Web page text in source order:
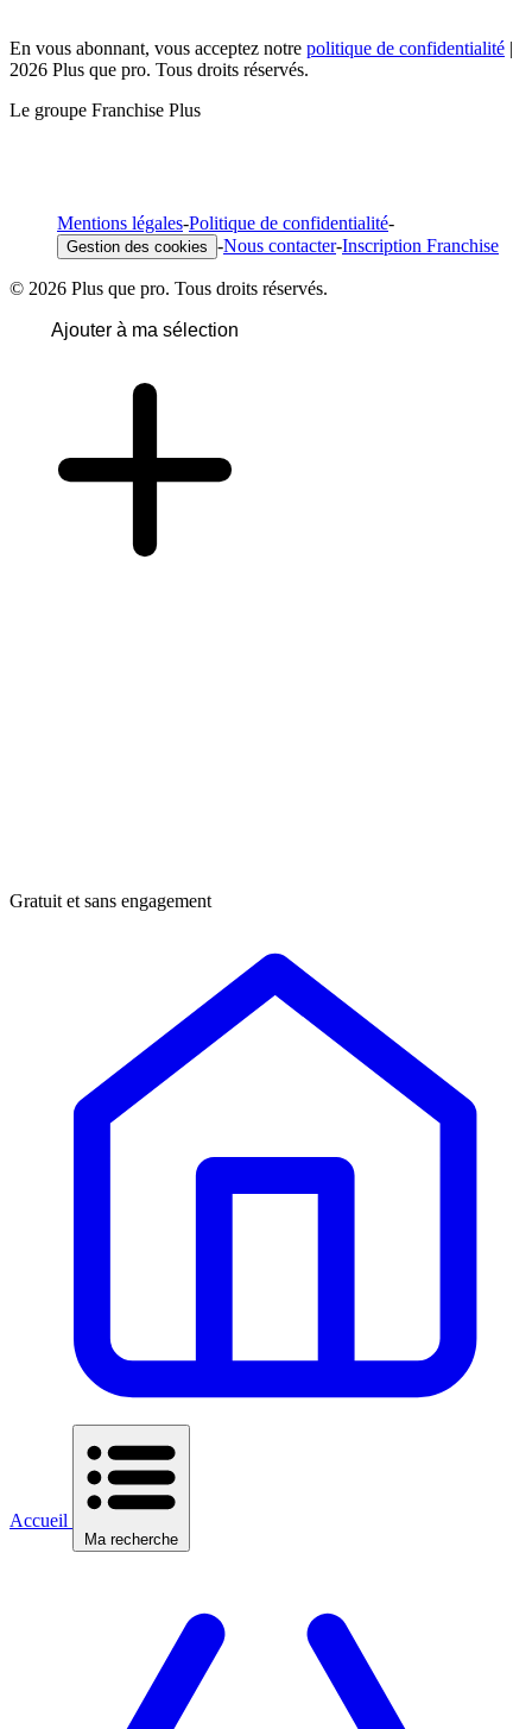
En vous abonnant, vous acceptez notre politique de confidentialité |
2026 Plus que pro. Tous droits réservés.
Le groupe Franchise Plus
Mentions légales-Politique de confidentialité-
Gestion des cookies -Nous contacter-Inscription Franchise
© 2026 Plus que pro. Tous droits réservés.
Ajouter à ma sélection
Gratuit et sans engagement
Accueil
Ma recherche